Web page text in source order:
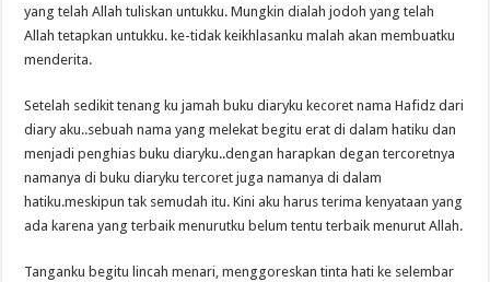
yang telah Allah tuliskan untukku. Mungkin dialah jodoh yang telah
Allah tetapkan untukku. ke-tidak keikhlasanku malah akan membuatku
menderita.
Setelah sedikit tenang ku jamah buku diaryku kecoret nama Hafidz dari
diary aku..sebuah nama yang melekat begitu erat di dalam hatiku dan
menjadi penghias buku diaryku..dengan harapkan degan tercoretnya
namanya di buku diaryku tercoret juga namanya di dalam
hatiku.meskipun tak semudah itu. Kini aku harus terima kenyataan yang
ada karena yang terbaik menurutku belum tentu terbaik menurut Allah.
Tanganku begitu lincah menari, menggoreskan tinta hati ke selembar